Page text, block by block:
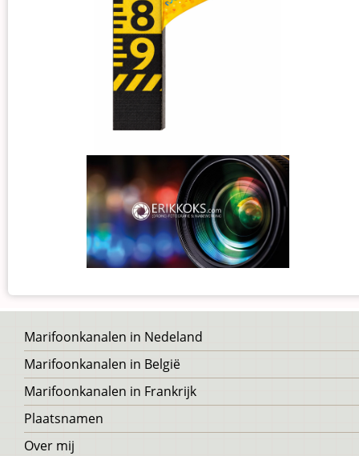
Voet
Marifoonkanalen in Nedeland
Marifoonkanalen in België
Marifoonkanalen in Frankrijk
Plaatsnamen
Over mij